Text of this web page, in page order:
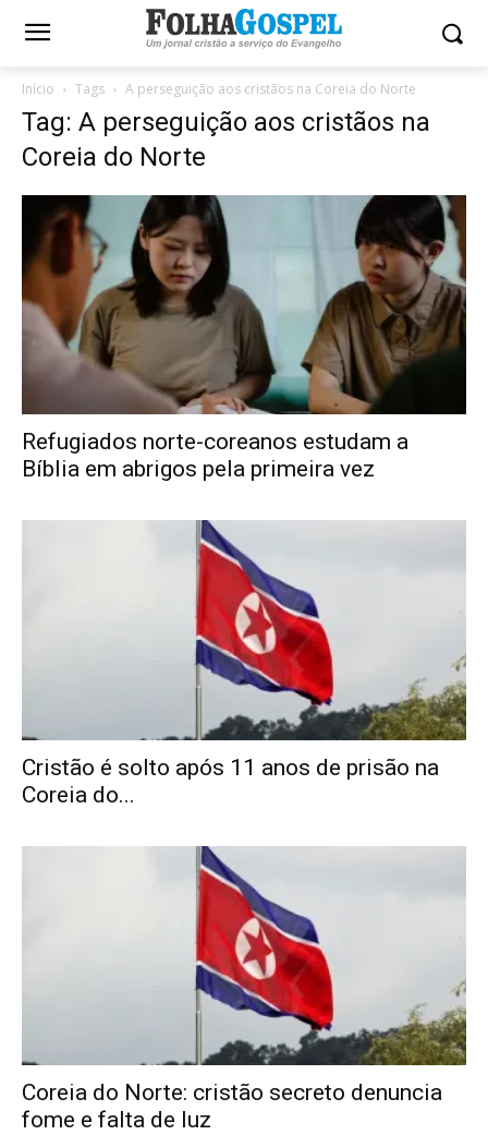
Início Tags A perseguição aos cristãos na Coreia do Norte
Tag: A perseguição aos cristãos na
Coreia do Norte
Refugiados norte-coreanos estudam a
Bíblia em abrigos pela primeira vez
Cristão é solto após 11 anos de prisão na
Coreia do...
Coreia do Norte: cristão secreto denuncia
fome e falta de luz